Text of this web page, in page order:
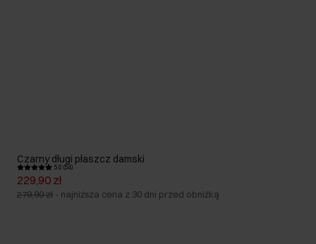
Czarny długi płaszcz damski
5.0 (54)
229,90 zł
279,90 zł - najniższa cena z 30 dni przed obniżką